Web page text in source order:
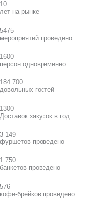
10
лет на рынке
5475
мероприятий проведено
1600
персон одновременно
184 700
довольных гостей
1300
Доставок закусок в год
3 149
фуршетов проведено
1 750
банкетов проведено
576
кофе-брейков проведено